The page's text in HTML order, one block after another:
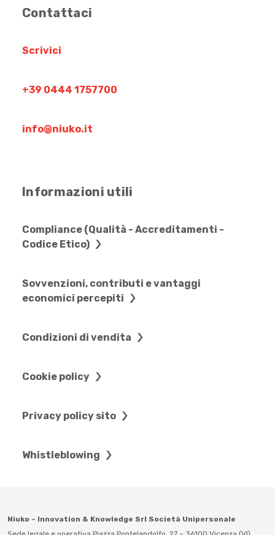
Contattaci
Scrivici
+39 0444 1757700
info@niuko.it
Informazioni utili
Compliance (Qualità - Accreditamenti -
Codice Etico)
Sovvenzioni, contributi e vantaggi
economici percepiti
Condizioni di vendita
Cookie policy
Privacy policy sito
Whistleblowing
Niuko – Innovation & Knowledge Srl Società Unipersonale